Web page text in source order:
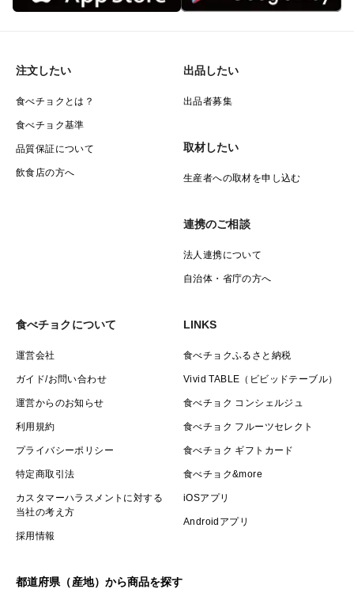
注文したい
食べチョクとは？
食べチョク基準
品質保証について
飲食店の方へ
出品したい
出品者募集
取材したい
生産者への取材を申し込む
連携のご相談
法人連携について
自治体・省庁の方へ
食べチョクについて
運営会社
ガイド/お問い合わせ
運営からのお知らせ
利用規約
プライバシーポリシー
特定商取引法
カスタマーハラスメントに対する
当社の考え方
採用情報
LINKS
食べチョクふるさと納税
Vivid TABLE（ビビッドテーブル）
食べチョク コンシェルジュ
食べチョク フルーツセレクト
食べチョク ギフトカード
食べチョク&more
iOSアプリ
Androidアプリ
都道府県（産地）から商品を探す